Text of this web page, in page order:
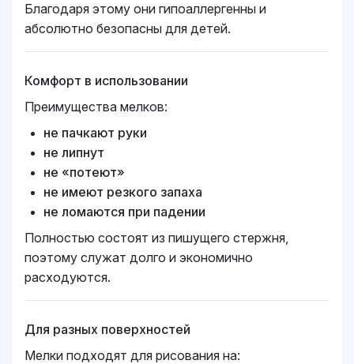
Благодаря этому они гипоаллергенны и
абсолютно безопасны для детей.
Комфорт в использовании
Преимущества мелков:
не пачкают руки
не липнут
не «потеют»
не имеют резкого запаха
не ломаются при падении
Полностью состоят из пишущего стержня,
поэтому служат долго и экономично
расходуются.
Для разных поверхностей
Мелки подходят для рисования на: